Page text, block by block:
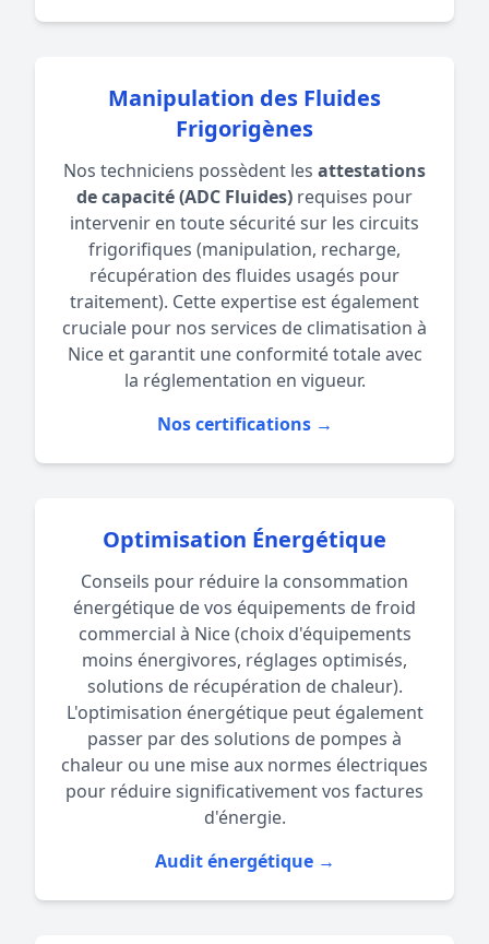
Manipulation des Fluides
Frigorigènes
Nos techniciens possèdent les attestations
de capacité (ADC Fluides) requises pour
intervenir en toute sécurité sur les circuits
frigorifiques (manipulation, recharge,
récupération des fluides usagés pour
traitement). Cette expertise est également
cruciale pour nos services de climatisation à
Niceet garantit une conformité totale avec
la réglementation en vigueur.
Nos certifications →
Optimisation Énergétique
Conseils pour réduire la consommation
énergétique de vos équipements de froid
commercial à Nice (choix d'équipements
moins énergivores, réglages optimisés,
solutions de récupération de chaleur).
L'optimisation énergétique peut également
passer par des solutions de pompes à
chaleur ou une mise aux normes électriques
pour réduire significativement vos factures
d'énergie.
Audit énergétique →